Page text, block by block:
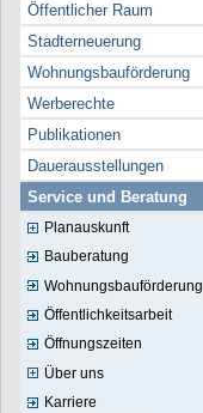
Öffentlicher Raum
Stadterneuerung
Wohnungsbauförderung
Werberechte
Publikationen
Dauerausstellungen
Service und Beratung
Planauskunft
Bauberatung
Wohnungsbauförderung
Öffentlichkeitsarbeit
Öffnungszeiten
Über uns
Karriere